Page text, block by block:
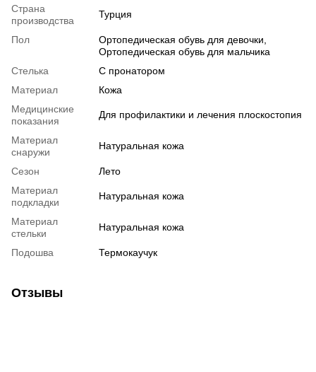
Страна
производства
Турция
Пол
Ортопедическая обувь для девочки,
Ортопедическая обувь для мальчика
Стелька
С пронатором
Материал
Кожа
Медицинские
показания
Для профилактики и лечения плоскостопия
Материал
снаружи
Натуральная кожа
Сезон
Лето
Материал
подкладки
Натуральная кожа
Материал
стельки
Натуральная кожа
Подошва Термокаучук
Отзывы